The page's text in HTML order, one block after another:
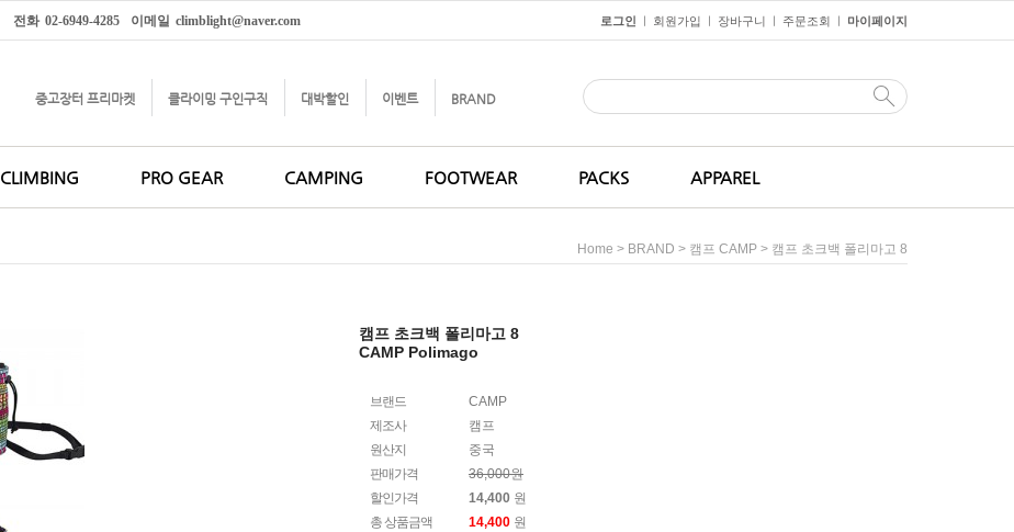
전화 02-6949-4285 이메일 climblight@naver.com 로그인 ㅣ 회원가입 ㅣ 장바구니 ㅣ 주문조회 ㅣ 마이페이지
중고장터 프리마켓 클라이밍 구인구직 대박할인 이벤트 BRAND
CLIMBING PRO GEAR CAMPING FOOTWEAR PACKS APPAREL
Home > BRAND > 캠프 CAMP > 캠프 초크백 폴리마고 8
캠프 초크백 폴리마고 8
CAMP Polimago
브랜드
CAMP
제조사
캠프
원산지
중국
판매가격
36,000원
할인가격
14,400 원
총 상품금액
14,400 원